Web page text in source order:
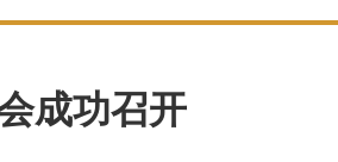
成功召开